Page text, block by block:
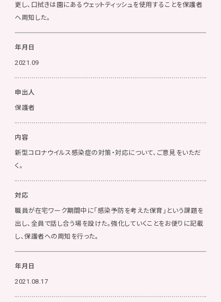
更し、口拭きは園にあるウェットティッシュを使用することを保護者
へ周知した。
年月日
2021.09
申出人
保護者
内容
新型コロナウイルス感染症の対策・対応について、ご意見をいただ
く。
対応
職員が在宅ワーク期間中に「感染予防を考えた保育」という課題を
出し、全員で話し合う場を設けた。強化していくことをお便りに記載
し、保護者への周知を行った。
年月日
2021.08.17